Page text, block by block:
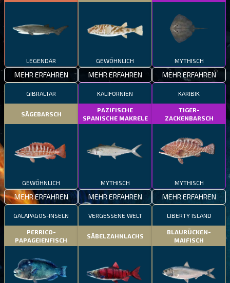
LEGENDÄR
MEHR ERFAHREN
GEWÖHNLICH
MEHR ERFAHREN
MYTHISCH
MEHR ERFAHREN
GIBRALTAR
SÄGEBARSCH
GEWÖHNLICH
MEHR ERFAHREN
KALIFORNIEN
PAZIFISCHE
SPANISCHE MAKRELE
MYTHISCH
MEHR ERFAHREN
KARIBIK
TIGER-
ZACKENBARSCH
MYTHISCH
MEHR ERFAHREN
GALAPAGOS-INSELN
PERRICO-
PAPAGEIENFISCH
VERGESSENE WELT
SÄBELZAHNLACHS
LIBERTY ISLAND
BLAURÜCKEN-
MAIFISCH